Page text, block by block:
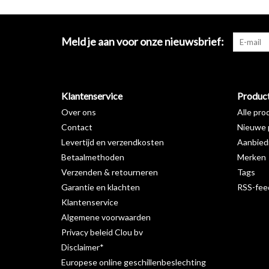
Meld je aan voor onze nieuwsbrief:
Klantenservice
Over ons
Contact
Levertijd en verzendkosten
Betaalmethoden
Verzenden & retourneren
Garantie en klachten
Klantenservice
Algemene voorwaarden
Privacy beleid Clou bv
Disclaimer*
Europese online geschillenbeslechting
Alle
Nieuwe
Merken
Tags
RSS-